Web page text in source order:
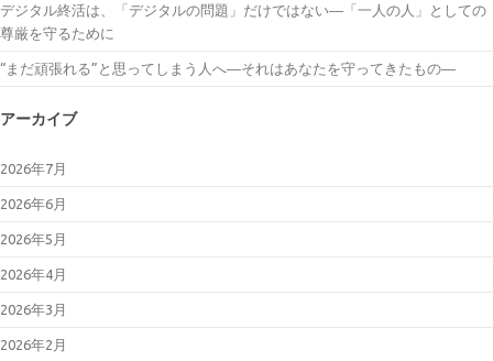
デジタル終活は、「デジタルの問題」だけではない―「一人の人」としての
尊厳を守るために
“まだ頑張れる”と思ってしまう人へ―それはあなたを守ってきたもの―
アーカイブ
2026年7月
2026年6月
2026年5月
2026年4月
2026年3月
2026年2月